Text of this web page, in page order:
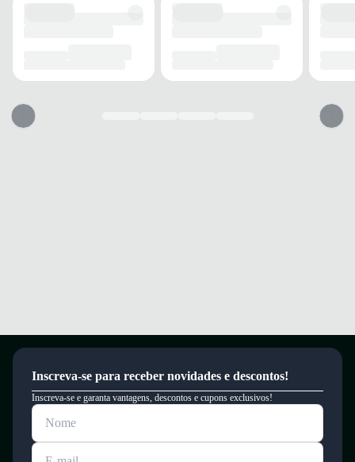
Inscreva-se para receber novidades e descontos!
Inscreva-se e garanta vantagens, descontos e cupons exclusivos!